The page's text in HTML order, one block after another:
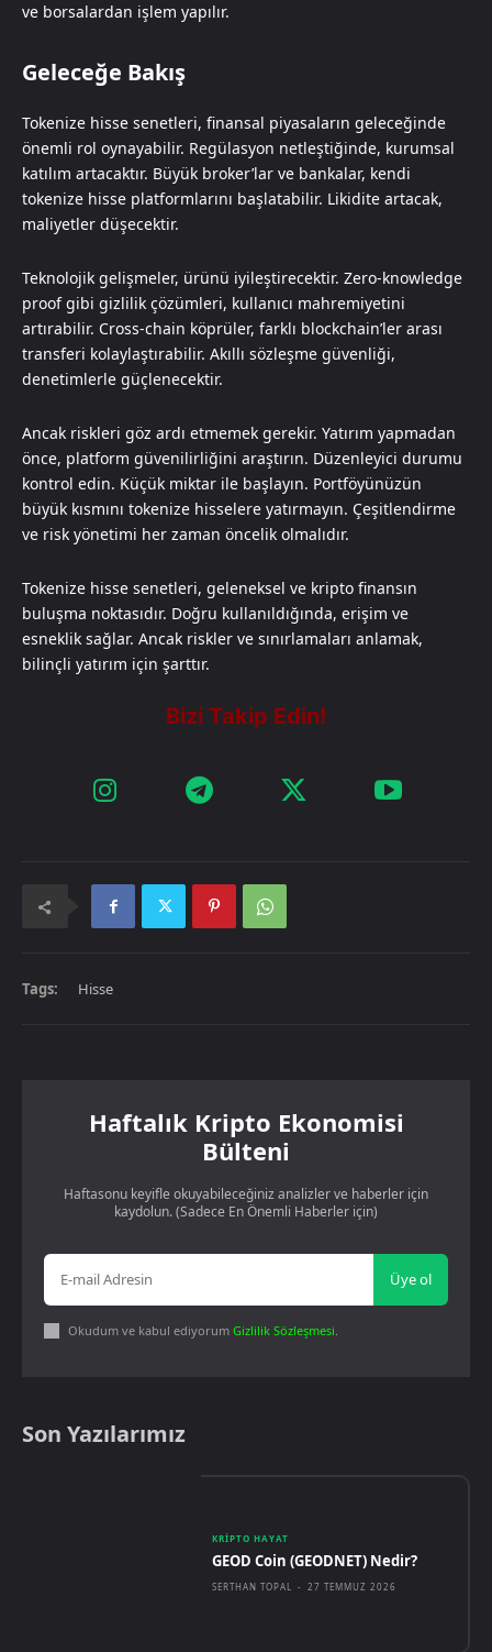
ve borsalardan işlem yapılır.
Geleceğe Bakış
Tokenize hisse senetleri, finansal piyasaların geleceğinde
önemli rol oynayabilir. Regülasyon netleştiğinde, kurumsal
katılım artacaktır. Büyük broker’lar ve bankalar, kendi
tokenize hisse platformlarını başlatabilir. Likidite artacak,
maliyetler düşecektir.
Teknolojik gelişmeler, ürünü iyileştirecektir. Zero-knowledge
proof gibi gizlilik çözümleri, kullanıcı mahremiyetini
artırabilir. Cross-chain köprüler, farklı blockchain’ler arası
transferi kolaylaştırabilir. Akıllı sözleşme güvenliği,
denetimlerle güçlenecektir.
Ancak riskleri göz ardı etmemek gerekir. Yatırım yapmadan
önce, platform güvenilirliğini araştırın. Düzenleyici durumu
kontrol edin. Küçük miktar ile başlayın. Portföyünüzün
büyük kısmını tokenize hisselere yatırmayın. Çeşitlendirme
ve risk yönetimi her zaman öncelik olmalıdır.
Tokenize hisse senetleri, geleneksel ve kripto finansın
buluşma noktasıdır. Doğru kullanıldığında, erişim ve
esneklik sağlar. Ancak riskler ve sınırlamaları anlamak,
bilinçli yatırım için şarttır.
Tags: Hisse
Haftalık Kripto Ekonomisi
Bülteni
Haftasonu keyifle okuyabileceğiniz analizler ve haberler için
kaydolun. (Sadece En Önemli Haberler için)
Üye ol
Okudum ve kabul ediyorum Gizlilik Sözleşmesi.
Son Yazılarımız
KRIPTO HAYAT
GEOD Coin (GEODNET) Nedir?
SERTHAN TOPAL - 27 TEMMUZ 2026